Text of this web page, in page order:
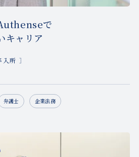
Authenseで
キャリア
所 ］
弁護士 企業法務